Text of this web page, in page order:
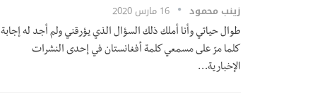
زينب محمود 16 مارس 2020
طوال حياتي وأنا أملك ذلك السؤال الذي يؤرقني ولم أجد له إجابة
كلما مرّ على مسمعي كلمة أفغانستان في إحدى النشرات
الإخبارية…